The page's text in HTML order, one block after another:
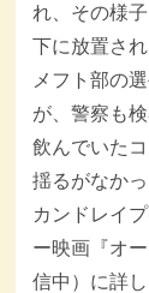
れ、その様
下に放置さ
メフト部の
が、警察も
飲んでいた
揺るがなか
カンドレイ
ー映画『オ
信中）に詳